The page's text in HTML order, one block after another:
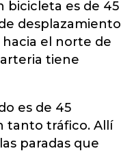
bicicleta es de 45
desplazamiento
el norte de
tiene
es de 45
tanto tráfico. Allí
paradas que